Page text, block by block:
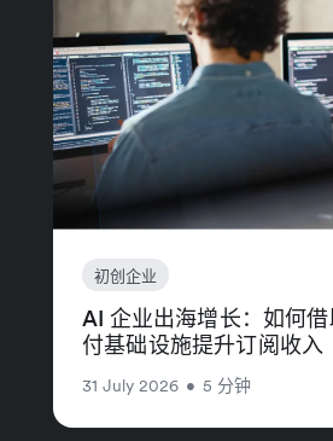
初创企业
AI 企业出海增长：如何
付基础设施提升订阅收入
31 July 2026 • 5 分钟